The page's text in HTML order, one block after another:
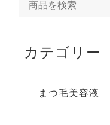
カテゴリー
まつ毛美容液